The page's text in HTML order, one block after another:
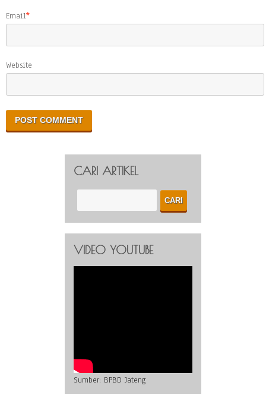
Email*
Website
CARI ARTIKEL
VIDEO YOUTUBE
Sumber: BPBD Jateng